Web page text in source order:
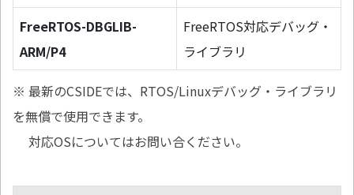
FreeRTOS-DBGLIB-
ARM/P4
FreeRTOS対応デバッグ・
ライブラリ
※ 最新のCSIDEでは、RTOS/Linuxデバッグ・ライブラリ
を無償で使用できます。
対応OSについてはお問い合ください。